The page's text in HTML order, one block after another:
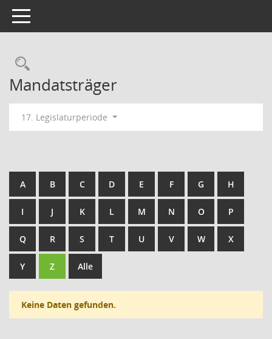
Toggle navigation
Rechercheauswahl
Mandatsträger
17. Legislaturperiode
A B C D E F G H
I J K L M N O P
Q R S T U V W X
Y Z Alle
Keine Daten gefunden.